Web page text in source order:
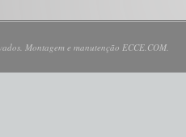
Montagem e manutenção ECCE.COM.